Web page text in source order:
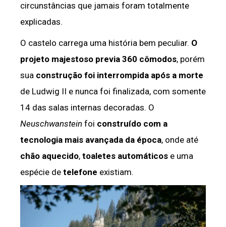
circunstâncias que jamais foram totalmente
explicadas.
O castelo carrega uma história bem peculiar. O
projeto majestoso previa 360 cômodos, porém
sua construção foi interrompida após a morte
de Ludwig II e nunca foi finalizada, com somente
14 das salas internas decoradas. O
Neuschwanstein foi construído com a
tecnologia mais avançada da época, onde até
chão aquecido, toaletes automáticos e uma
espécie de telefone existiam.